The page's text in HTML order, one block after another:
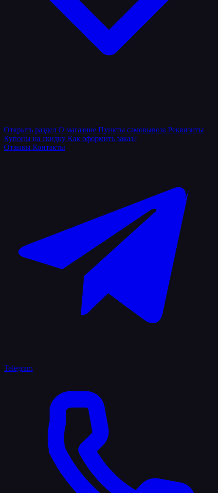
Открыть раздел О магазине Пункты самовывоза Реквизиты
Купоны на скидку Как оформить заказ?
Отзывы Контакты
Telegram